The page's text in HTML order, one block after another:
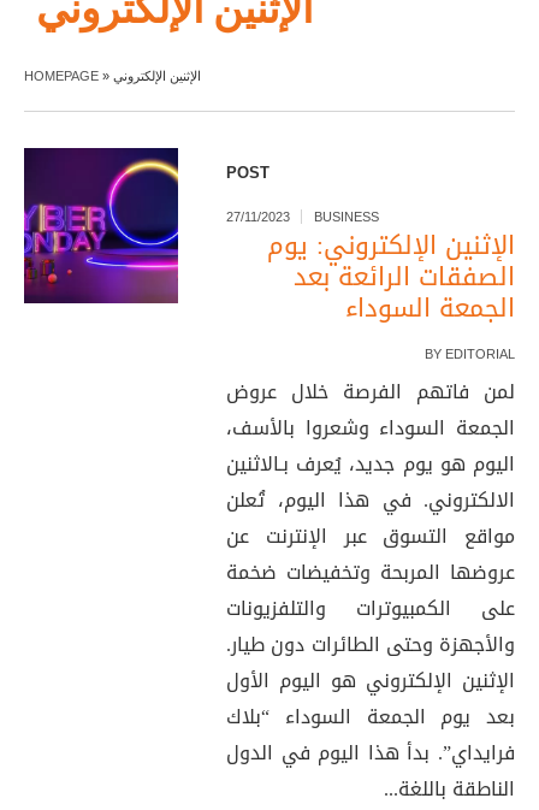
HOMEPAGE » الإثنين الإلكتروني
POST
27/11/2023 BUSINESS
الإثنين الإلكتروني: يوم
الصفقات الرائعة بعد
الجمعة السوداء
BY EDITORIAL
لمن فاتهم الفرصة خلال عروض
الجمعة السوداء وشعروا بالأسف،
اليوم هو يوم جديد، يُعرف بـالاثنين
الالكتروني. في هذا اليوم، تُعلن
مواقع التسوق عبر الإنترنت عن
عروضها المربحة وتخفيضات ضخمة
على الكمبيوترات والتلفزيونات
والأجهزة وحتى الطائرات دون طيار.
الإثنين الإلكتروني هو اليوم الأول
بعد يوم الجمعة السوداء “بلاك
فرايداي”. بدأ هذا اليوم في الدول
الناطقة باللغة...